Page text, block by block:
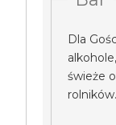
Dla
świeże
rolników.